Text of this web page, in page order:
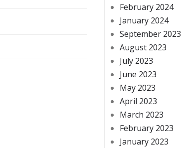
February 2024
January 2024
September 2023
August 2023
July 2023
June 2023
May 2023
April 2023
March 2023
February 2023
January 2023